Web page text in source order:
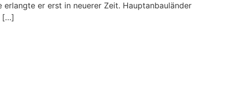
er erst in neuerer Zeit. Hauptanbauländer
[…]